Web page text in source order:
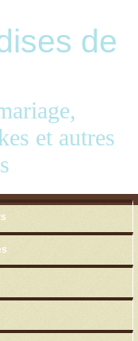
de
et autres